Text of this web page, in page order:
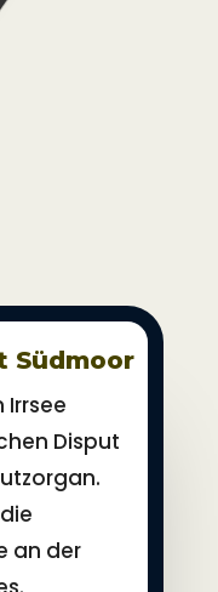
Südmoor
Irrsee
Disput
an der